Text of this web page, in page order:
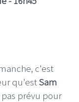
c'est
qu'estSam
prévu pour